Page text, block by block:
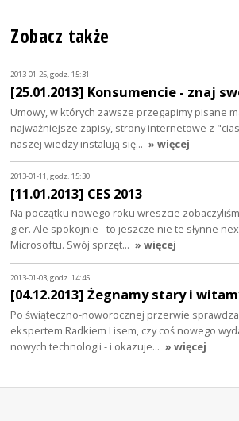
Zobacz także
2013-01-25, godz. 15:31
[25.01.2013] Konsumencie - znaj
Umowy, w których zawsze przegapimy pisane
najważniejsze zapisy, strony internetowe z
naszej wiedzy instalują się… » więcej
2013-01-11, godz. 15:30
[11.01.2013] CES 2013
Na początku nowego roku wreszcie
gier. Ale spokojnie - to jeszcze nie te słynne
Microsoftu. Swój sprzęt… » więcej
2013-01-03, godz. 14:45
[04.12.2013] Żegnamy stary i
Po świąteczno-noworocznej przerwie
ekspertem Radkiem Lisem, czy coś nowego
nowych technologii - i okazuje… » więcej